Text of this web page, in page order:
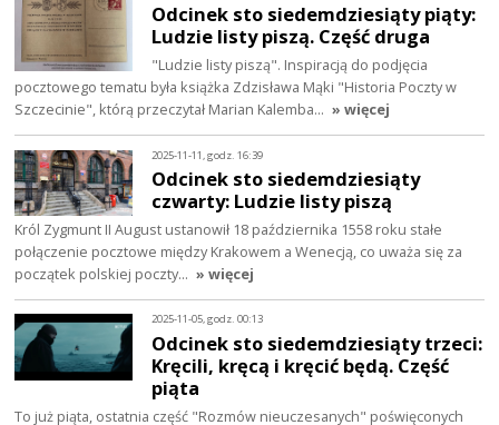
Odcinek sto siedemdziesiąty piąty:
Ludzie listy piszą. Część druga
"Ludzie listy piszą". Inspiracją do podjęcia
pocztowego tematu była książka Zdzisława Mąki "Historia Poczty w
Szczecinie", którą przeczytał Marian Kalemba… » więcej
2025-11-11, godz. 16:39
Odcinek sto siedemdziesiąty
czwarty: Ludzie listy piszą
Król Zygmunt II August ustanowił 18 października 1558 roku stałe
połączenie pocztowe między Krakowem a Wenecją, co uważa się za
początek polskiej poczty… » więcej
2025-11-05, godz. 00:13
Odcinek sto siedemdziesiąty trzeci:
Kręcili, kręcą i kręcić będą. Część
piąta
To już piąta, ostatnia część "Rozmów nieuczesanych" poświęconych